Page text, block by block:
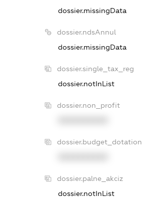
dossier.missingData
dossier.ndsAnnul
dossier.missingData
dossier.single_tax_reg
dossier.notInList
dossier.non_profit
dossier.budget_dotation
dossier.palne_akciz
dossier.notInList